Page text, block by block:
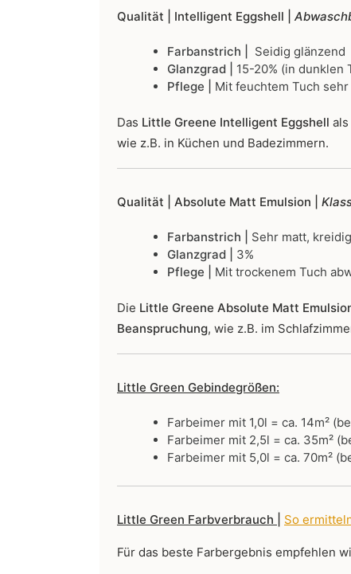
Qualität | Intelligent Eggshell |
Farbanstrich | Seidig glänzend
Glanzgrad |
15-20% (in dunklen
Pflege |
Mit feuchtem Tuch
Das Little Greene Intelligent Eggshell als
wie z.B. in Küchen und Badezimmern.
Qualität | Absolute Matt Emulsion |
Farbanstrich | Sehr matt,
Glanzgrad | 3%
Pflege | Mit trockenem Tuch
Die Little Greene Absolute Matt
Beanspruchung, wie z.B. im
Little Green Gebindegrößen:
Farbeimer mit 1,0l = ca. 14m²
Farbeimer mit 2,5l = ca. 35m²
Farbeimer mit 5,0l = ca. 70m²
Little Green Farbverbrauch | So
Für das beste Farbergebnis empfehlen